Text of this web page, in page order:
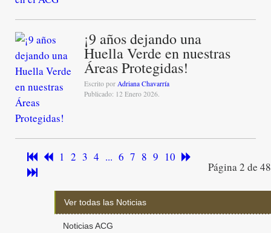
¡9 años dejando una
Huella Verde en nuestras
Áreas Protegidas!
Escrito por Adriana Chavarría
Publicado: 12 Enero 2026.
Página 2 de 48
1 2 3 4 ... 6 7 8 9 10
Ver todas las Noticias
Noticias ACG